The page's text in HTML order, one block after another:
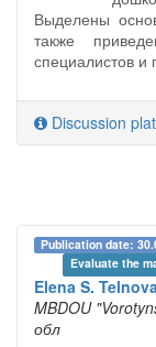
Выделены
также
специалистов
Discussion
Publication date:
Evaluate the
Elena S.
MBDOU
обл